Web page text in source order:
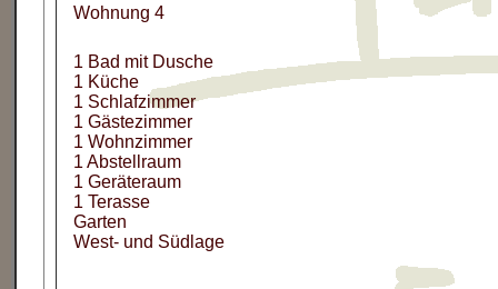
Wohnung 4
1 Bad mit Dusche
1 Küche
1 Schlafzimmer
1 Gästezimmer
1 Wohnzimmer
1 Abstellraum
1 Geräteraum
1 Terasse
Garten
West- und Südlage